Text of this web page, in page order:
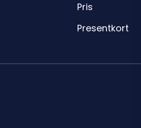
Pris
Presentkort